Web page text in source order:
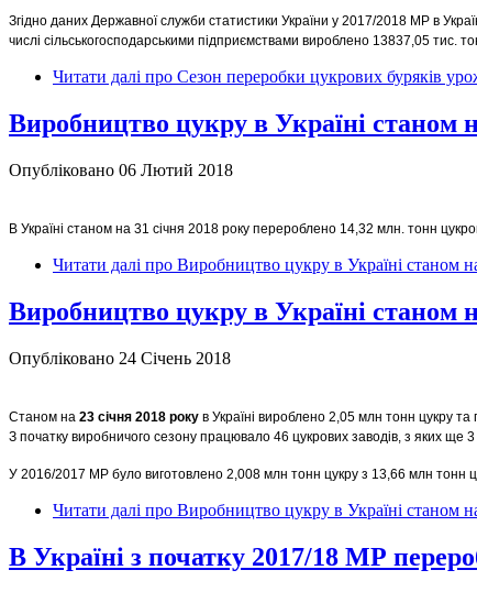
Згідно даних Державної служби статистики України у 2017/2018 МР в
числі сільськогосподарськими підприємствами вироблено 13837,05 тис.
Читати далі про Сезон переробки цукрових буряків
Виробництво цукру в Україні станом
Опубліковано 06 Лютий 2018
В Україні станом на 31 січня 2018 року перероблено 14,32 млн. тонн
Читати далі про Виробництво цукру в Україні станом
Виробництво цукру в Україні станом
Опубліковано 24 Січень 2018
Станом на 23 січня 2018 року в Україні вироблено 2,05 млн тонн цукру
З початку виробничого сезону працювало 46 цукрових заводів, з яких ще
У 2016/2017 МР було виготовлено 2,008 млн тонн цукру з 13,66 млн тонн
Читати далі про Виробництво цукру в Україні станом
В Україні з початку 2017/18 МР